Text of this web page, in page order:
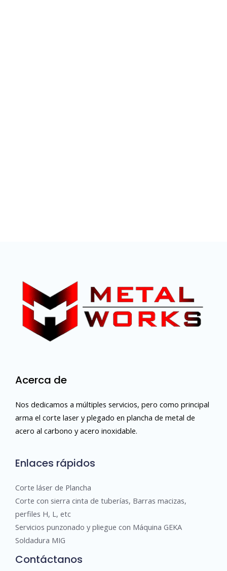
Acerca de
Nos dedicamos a múltiples servicios, pero como principal
arma el corte laser y plegado en plancha de metal de
acero al carbono y acero inoxidable.
Enlaces rápidos
Corte láser de Plancha
Corte con sierra cinta de tuberías, Barras macizas,
perfiles H, L, etc
Servicios punzonado y pliegue con Máquina GEKA
Soldadura MIG
Contáctanos